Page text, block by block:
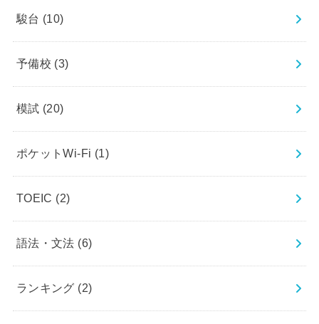
駿台 (10)
予備校 (3)
模試 (20)
ポケットWi-Fi (1)
TOEIC (2)
語法・文法 (6)
ランキング (2)